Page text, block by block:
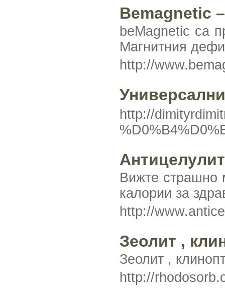
Bemagnetic
beMagnetic са
Магнитния
http://
http://
Вижте страшно
калории за
http://
Зеолит ,
Зеолит ,
http://